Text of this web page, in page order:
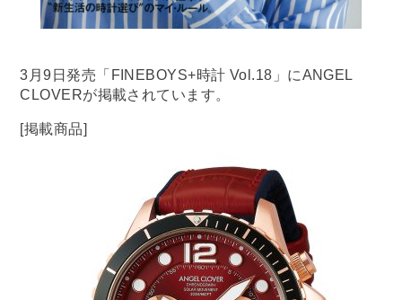
3月9日発売「FINEBOYS+時計 Vol.18」にANGEL
CLOVERが掲載されています。
[掲載商品]